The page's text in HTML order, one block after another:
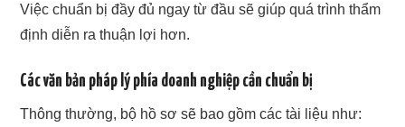
Việc chuẩn bị đầy đủ ngay từ đầu sẽ giúp quá trình thẩm
định diễn ra thuận lợi hơn.
Các văn bản pháp lý phía doanh nghiệp cần chuẩn bị
Thông thường, bộ hồ sơ sẽ bao gồm các tài liệu như: